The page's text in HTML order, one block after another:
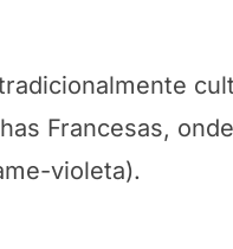
Francesas,
violeta).